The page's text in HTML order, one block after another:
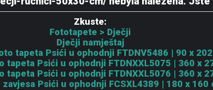
Zkuste:
Fototapete > Dječji
Dječji namještaj
tapeta Psići u ophodnji FTDNV5486 | 90 x
tapeta Psići u ophodnji FTDNXXL5075 | 360 x
tapeta Psići u ophodnji FTDNXXL5076 | 360 x
Psići u ophodnji FCSXL4389 | 180 x 160